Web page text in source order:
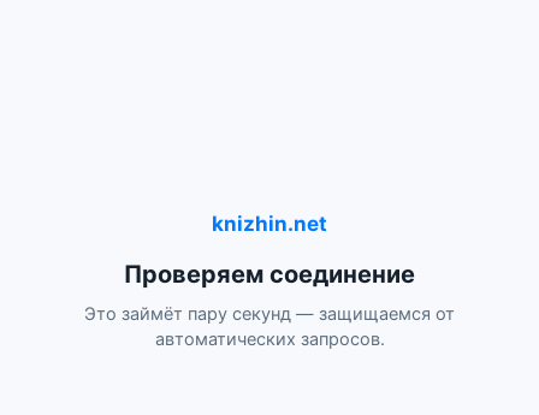
knizhin.net
Проверяем соединение
Это займёт пару секунд — защищаемся от
автоматических запросов.